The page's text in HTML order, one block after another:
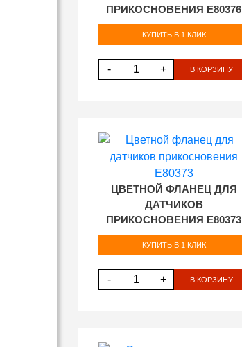
ПРИКОСНОВЕНИЯ E80376
КУПИТЬ В 1 КЛИК
- + В КОРЗИНУ
ЦВЕТНОЙ ФЛАНЕЦ ДЛЯ
ДАТЧИКОВ
ПРИКОСНОВЕНИЯ E80373
КУПИТЬ В 1 КЛИК
- + В КОРЗИНУ